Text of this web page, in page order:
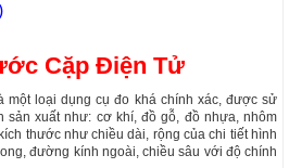
Cặp Điện Tử
một loại dụng cụ đo khá chính xác, được sử
sản xuất như: cơ khí, đồ gỗ, đồ nhựa, nhôm
thước như chiều dài, rộng của chi tiết hình
đường kính ngoài, chiều sâu với độ chính